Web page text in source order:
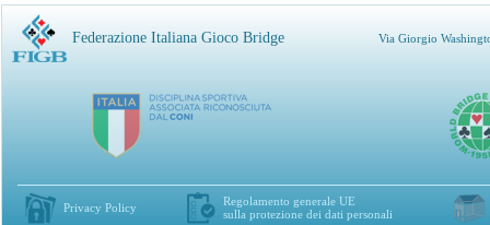
Federazione Italiana Gioco Bridge Via Giorgio
Privacy Policy
Regolamento generale UE
sulla protezione dei dati personali